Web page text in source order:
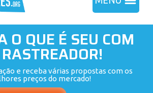
O QUE É SEU COM
e receba várias propostas com os
preços do mercado!